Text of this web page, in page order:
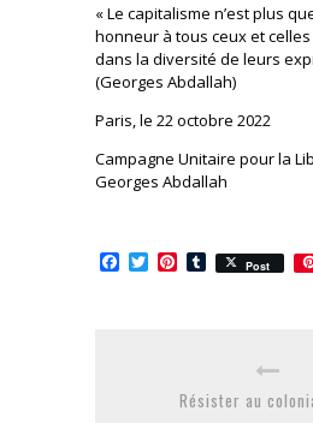
« Le capitalisme n’est plus
honneur à tous ceux et
dans la diversité de leurs
(Georges Abdallah)
Paris, le 22 octobre 2022
Campagne Unitaire pour la
Georges Abdallah
Facebook
TwitterPinterest
Tumblr
Post
Résister au